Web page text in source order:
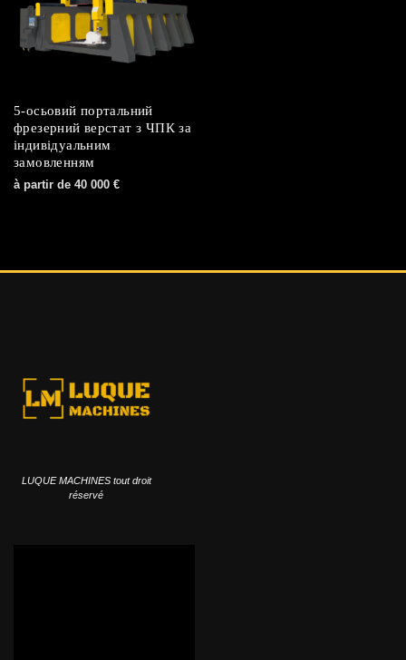
5-осьовий портальний
фрезерний верстат з ЧПК за
індивідуальним
замовленням
à partir de 40 000 €
LUQUE MACHINES tout droit
réservé